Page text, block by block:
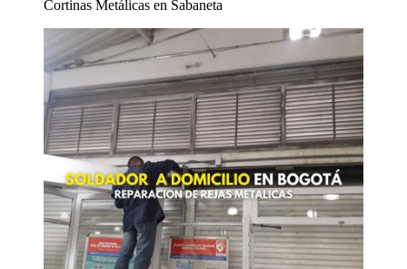
Cortinas Metálicas en Sabaneta